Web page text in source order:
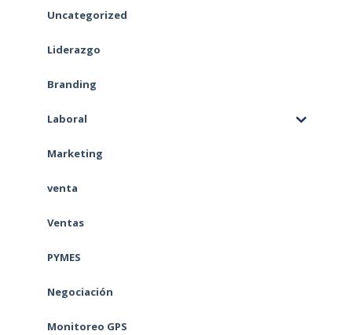
Uncategorized
Liderazgo
Branding
Laboral
Marketing
venta
Ventas
PYMES
Negociación
Monitoreo GPS